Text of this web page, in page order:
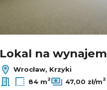
Lokal na wynajem
Wrocław, Krzyki
84 m2 47,00 zł/m2